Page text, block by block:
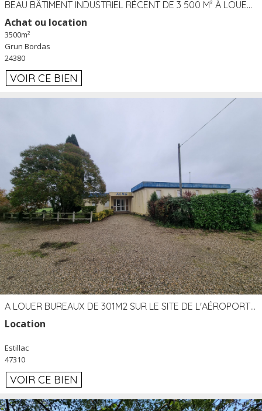
BEAU BÂTIMENT INDUSTRIEL RÉCENT DE 3 500 M² À LOUER OU VENDRE PROCHE PÉRIGUEUX (24)
Achat ou location
3500m²
Grun Bordas
24380
VOIR CE BIEN
A LOUER BUREAUX DE 301M2 SUR LE SITE DE L'AÉROPORT AGEN LA GARENNE
Location
Estillac
47310
VOIR CE BIEN